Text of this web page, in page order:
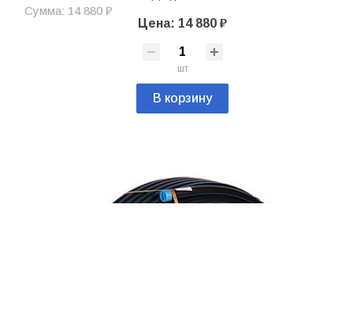
Сумма: 14 880 ₽
Цена: 14 880 ₽
шт
В корзину